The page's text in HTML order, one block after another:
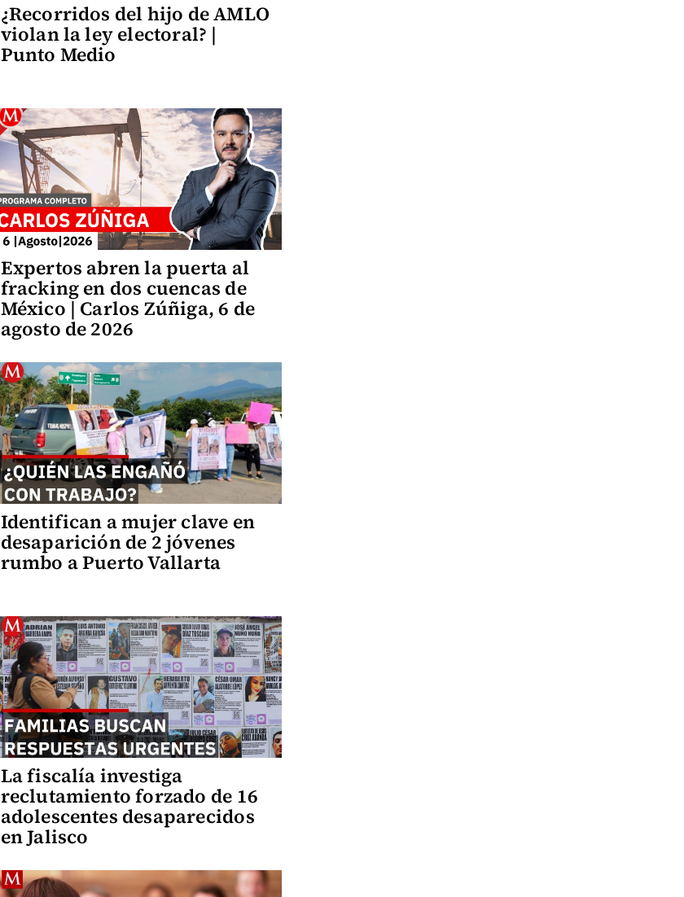
¿Recorridos del hijo de AMLO
violan la ley electoral? |
Punto Medio
Expertos abren la puerta al
fracking en dos cuencas de
México | Carlos Zúñiga, 6 de
agosto de 2026
Identifican a mujer clave en
desaparición de 2 jóvenes
rumbo a Puerto Vallarta
La fiscalía investiga
reclutamiento forzado de 16
adolescentes desaparecidos
en Jalisco